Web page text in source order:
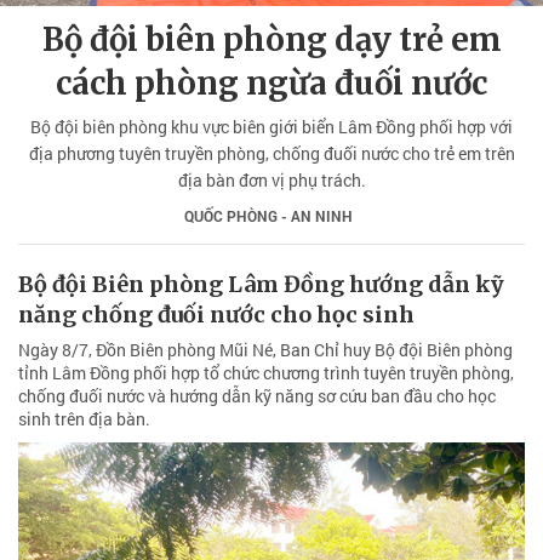
Bộ đội biên phòng dạy trẻ em
cách phòng ngừa đuối nước
Bộ đội biên phòng khu vực biên giới biển Lâm Đồng phối hợp với
địa phương tuyên truyền phòng, chống đuối nước cho trẻ em trên
địa bàn đơn vị phụ trách.
QUỐC PHÒNG - AN NINH
Bộ đội Biên phòng Lâm Đồng hướng dẫn kỹ
năng chống đuối nước cho học sinh
Ngày 8/7, Đồn Biên phòng Mũi Né, Ban Chỉ huy Bộ đội Biên phòng
tỉnh Lâm Đồng phối hợp tổ chức chương trình tuyên truyền phòng,
chống đuối nước và hướng dẫn kỹ năng sơ cứu ban đầu cho học
sinh trên địa bàn.